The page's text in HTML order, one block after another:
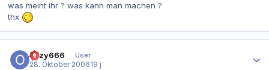
was meint ihr ? was kann man machen ?
thx
ozzy666
User
28. Oktober 200619 j